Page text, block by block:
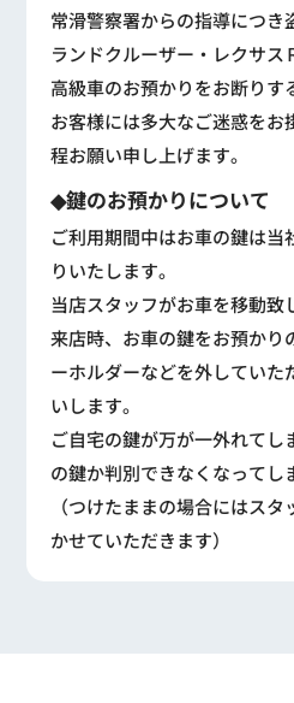
常滑警察署からの指導につき
ランドクルーザー・レクサス
高級車のお預かりをお断りす
お客様には多大なご迷惑をお
程お願い申し上げます。
◆鍵のお預かりについて
ご利用期間中はお車の鍵は
りいたします。
当店スタッフがお車を移動致
来店時、お車の鍵をお預かり
ーホルダーなどを外していた
いします。
ご自宅の鍵が万が一外れて
の鍵か判別できなくなってし
（つけたままの場合にはス
かせていただきます）